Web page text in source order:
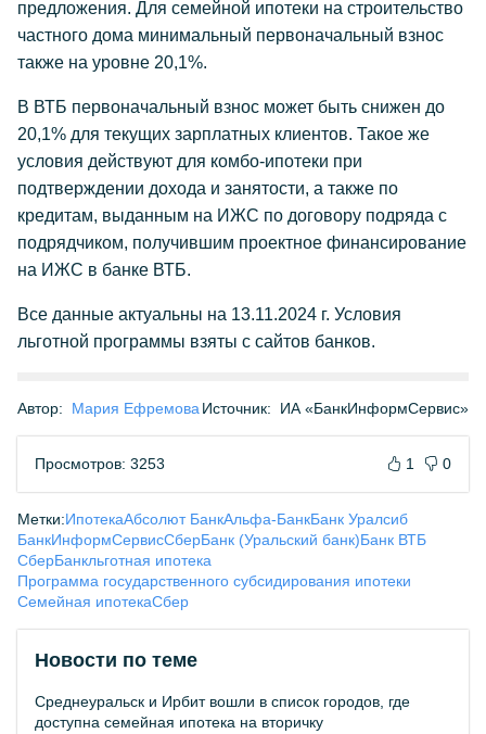
предложения. Для семейной ипотеки на строительство
частного дома минимальный первоначальный взнос
также на уровне 20,1%.
В ВТБ первоначальный взнос может быть снижен до
20,1% для текущих зарплатных клиентов. Такое же
условия действуют для комбо-ипотеки при
подтверждении дохода и занятости, а также по
кредитам, выданным на ИЖС по договору подряда с
подрядчиком, получившим проектное финансирование
на ИЖС в банке ВТБ.
Все данные актуальны на 13.11.2024 г. Условия
льготной программы взяты с сайтов банков.
Автор: Мария Ефремова Источник: ИА «БанкИнформСервис»
Просмотров: 3253 1 0
Метки:ИпотекаАбсолют БанкАльфа-БанкБанк Уралсиб
БанкИнформСервисСберБанк (Уральский банк)Банк ВТБ
СберБанкльготная ипотека
Программа государственного субсидирования ипотеки
Семейная ипотекаСбер
Новости по теме
Среднеуральск и Ирбит вошли в список городов, где
доступна семейная ипотека на вторичку